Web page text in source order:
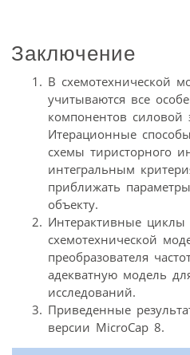
Заключение
В схемотехнической
учитываются все
компонентов силовой
Итерационные
схемы тиристорного
интегральным
приближать
объекту.
Интерактивные циклы
схемотехнической
преобразователя
адекватную модель
исследований.
Приведенные
версии MicroCap 8.